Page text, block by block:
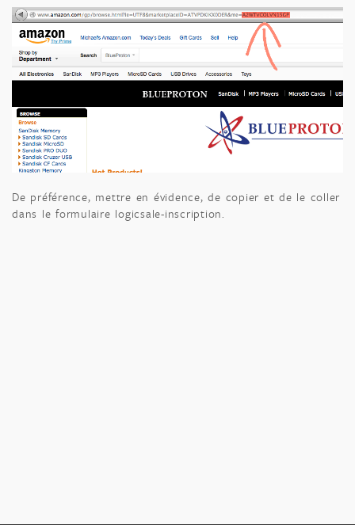
De préférence, mettre en évidence, de copier et de le coller
dans le formulaire logicsale-inscription.